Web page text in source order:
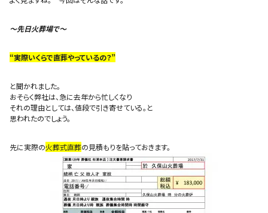
〜先日火葬場で〜
“実際いくらで直葬やっているの？”
と聞かれました。
おそらく弊社は、急に去年から忙しくなり
それの理由としては、値段で引き寄せている。と
思われたのでしょう。
先に実際の火葬式直葬の見積もりを貼っておきます。